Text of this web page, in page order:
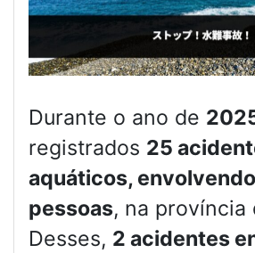
Durante o ano de
registrados 25
aquáticos,
pessoas, na província
Desses, 2 acidentes